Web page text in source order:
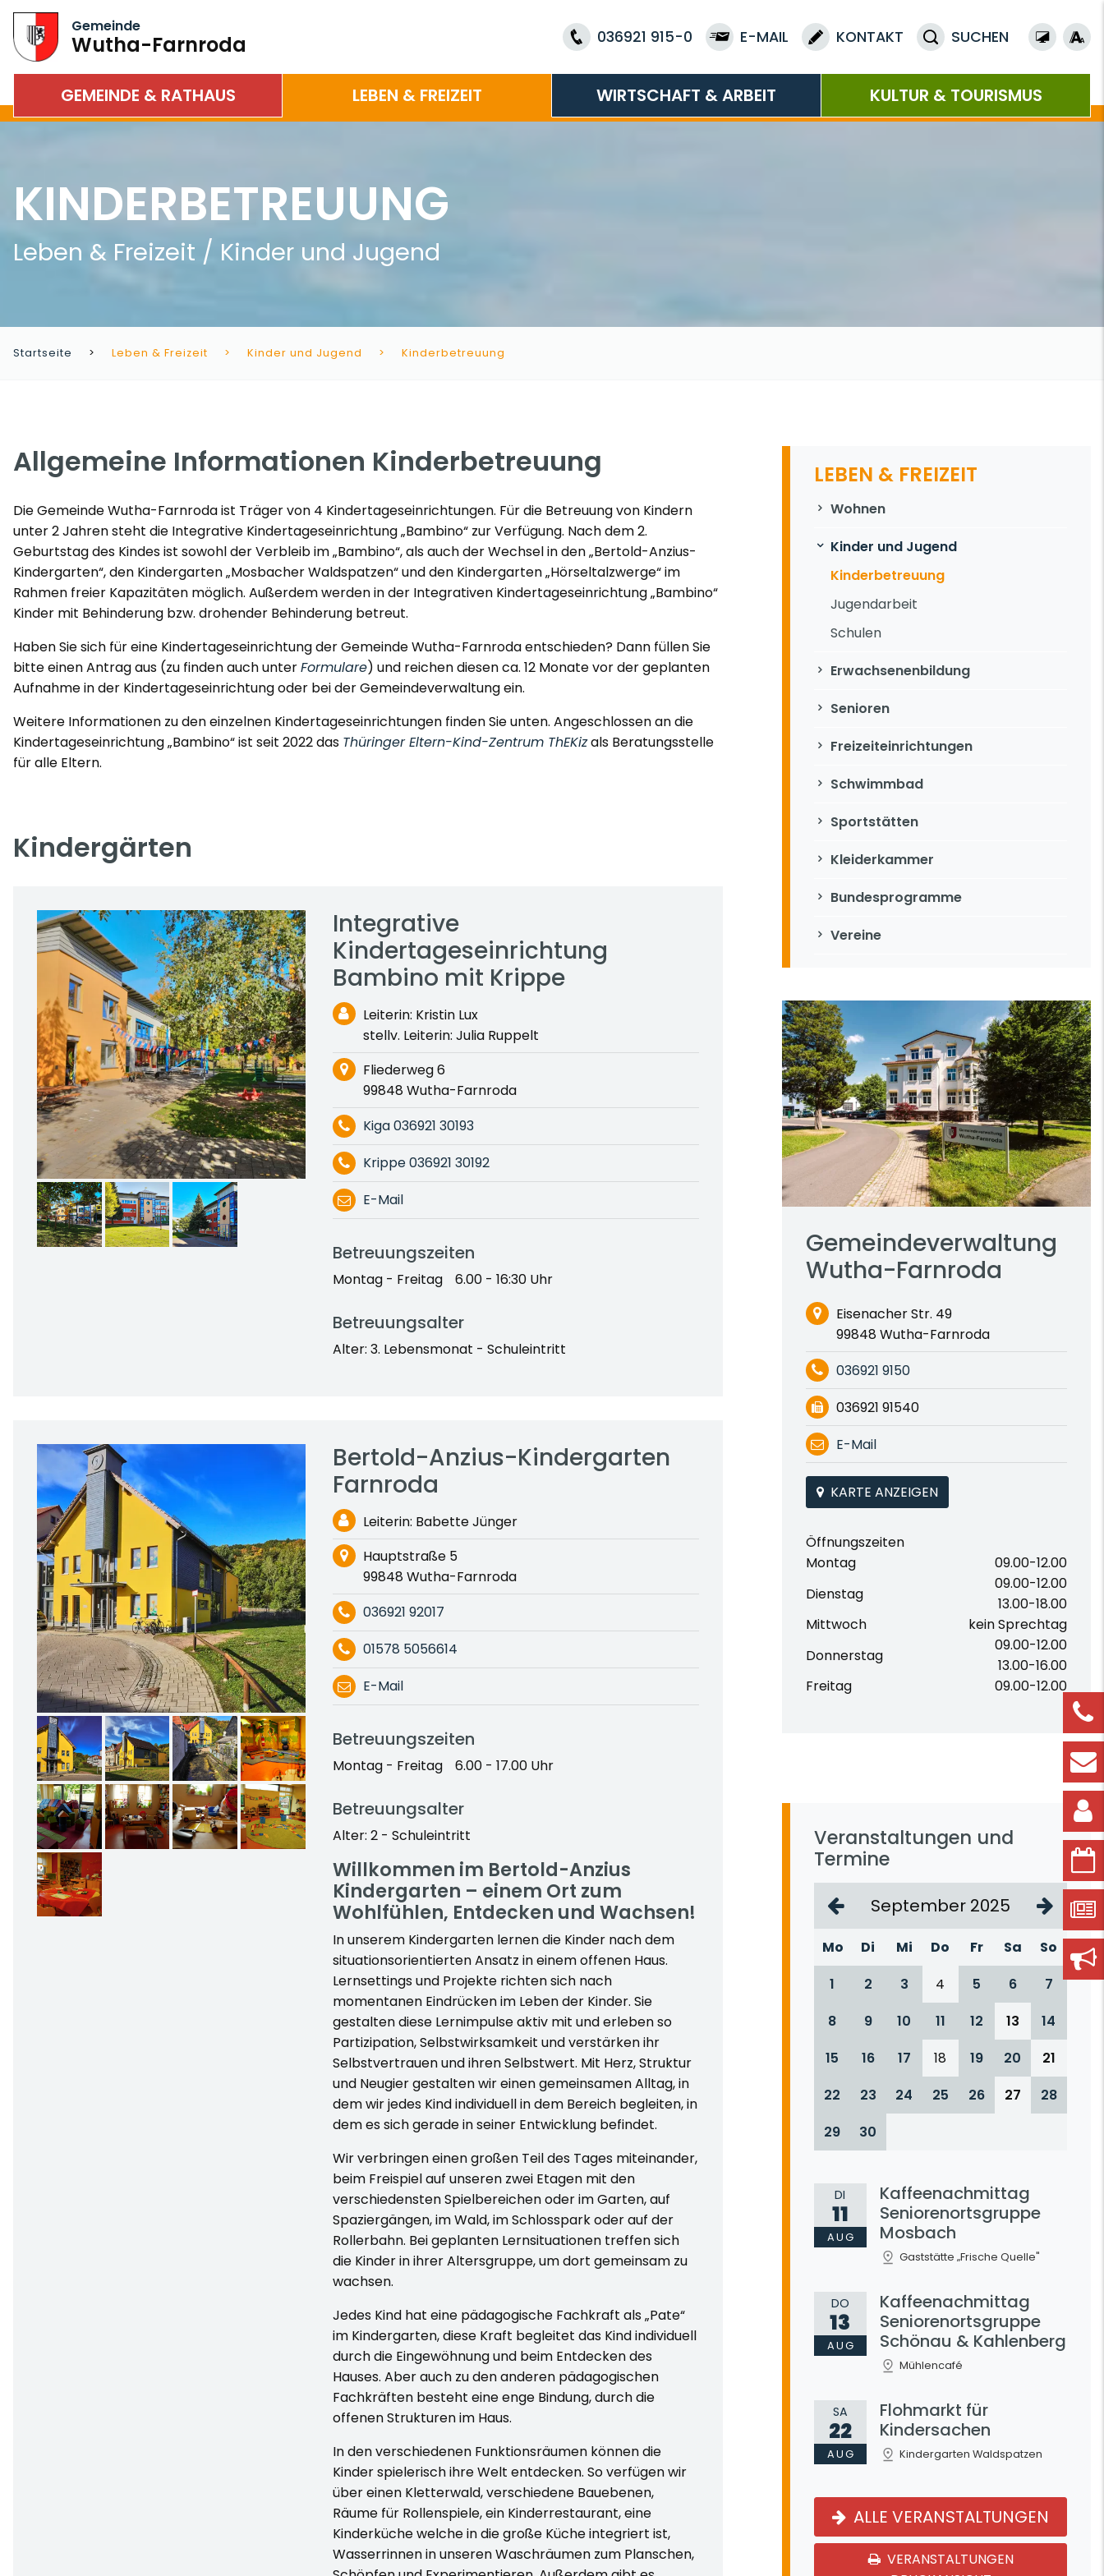
Gemeinde
Wutha-Farnroda 036921 915-0 E-MAIL KONTAKT SUCHEN
GEMEINDE & RATHAUS LEBEN & FREIZEIT WIRTSCHAFT & ARBEIT KULTUR & TOURISMUS
KINDERBETREUUNG
Leben & Freizeit / Kinder und Jugend
Startseite Leben & Freizeit Kinder und Jugend Kinderbetreuung
Allgemeine Informationen Kinderbetreuung
Die Gemeinde Wutha-Farnroda ist Träger von 4 Kindertageseinrichtungen. Für die Betreuung von Kindern
unter 2 Jahren steht die Integrative Kindertageseinrichtung „Bambino“ zur Verfügung. Nach dem 2.
Geburtstag des Kindes ist sowohl der Verbleib im „Bambino“, als auch der Wechsel in den „Bertold-Anzius-
Kindergarten“, den Kindergarten „Mosbacher Waldspatzen“ und den Kindergarten „Hörseltalzwerge“ im
Rahmen freier Kapazitäten möglich. Außerdem werden in der Integrativen Kindertageseinrichtung „Bambino“
Kinder mit Behinderung bzw. drohender Behinderung betreut.
Haben Sie sich für eine Kindertageseinrichtung der Gemeinde Wutha-Farnroda entschieden? Dann füllen Sie
bitte einen Antrag aus (zu finden auch unterFormulare) und reichen diesen ca. 12 Monate vor der geplanten
Aufnahme in der Kindertageseinrichtung oder bei der Gemeindeverwaltung ein.
Weitere Informationen zu den einzelnen Kindertageseinrichtungen finden Sie unten. Angeschlossen an die
Kindertageseinrichtung „Bambino“ ist seit 2022 das Thüringer Eltern-Kind-Zentrum ThEKizals Beratungsstelle
für alle Eltern.
Kindergärten
Integrative
Kindertageseinrichtung
Bambino mit Krippe
Leiterin: Kristin Lux
stellv. Leiterin: Julia Ruppelt
Fliederweg 6
99848 Wutha-Farnroda
Kiga 036921 30193
Krippe 036921 30192
E-Mail
Betreuungszeiten
Montag - Freitag 6.00 - 16:30 Uhr
Betreuungsalter
Alter: 3. Lebensmonat - Schuleintritt
Bertold-Anzius-Kindergarten
Farnroda
Leiterin: Babette Jünger
Hauptstraße 5
99848 Wutha-Farnroda
036921 92017
01578 5056614
E-Mail
Betreuungszeiten
Montag - Freitag 6.00 - 17.00 Uhr
Betreuungsalter
Alter: 2 - Schuleintritt
Willkommen im Bertold-Anzius
Kindergarten – einem Ort zum
Wohlfühlen, Entdecken und Wachsen!
In unserem Kindergarten lernen die Kinder nach dem
situationsorientierten Ansatz in einem offenen Haus.
Lernsettings und Projekte richten sich nach
momentanen Eindrücken im Leben der Kinder. Sie
gestalten diese Lernimpulse aktiv mit und erleben so
Partizipation, Selbstwirksamkeit und verstärken ihr
Selbstvertrauen und ihren Selbstwert. Mit Herz, Struktur
und Neugier gestalten wir einen gemeinsamen Alltag, in
dem wir jedes Kind individuell in dem Bereich begleiten, in
dem es sich gerade in seiner Entwicklung befindet.
Wir verbringen einen großen Teil des Tages miteinander,
beim Freispiel auf unseren zwei Etagen mit den
verschiedensten Spielbereichen oder im Garten, auf
Spaziergängen, im Wald, im Schlosspark oder auf der
Rollerbahn. Bei geplanten Lernsituationen treffen sich
die Kinder in ihrer Altersgruppe, um dort gemeinsam zu
wachsen.
Jedes Kind hat eine pädagogische Fachkraft als „Pate“
im Kindergarten, diese Kraft begleitet das Kind individuell
durch die Eingewöhnung und beim Entdecken des
Hauses. Aber auch zu den anderen pädagogischen
Fachkräften besteht eine enge Bindung, durch die
offenen Strukturen im Haus.
In den verschiedenen Funktionsräumen können die
Kinder spielerisch ihre Welt entdecken. So verfügen wir
über einen Kletterwald, verschiedene Bauebenen,
Räume für Rollenspiele, ein Kinderrestaurant, eine
Kinderküche welche in die große Küche integriert ist,
Wasserrinnen in unseren Waschräumen zum Planschen,
LEBEN & FREIZEIT
Navigation überspringen
Wohnen
Kinder und Jugend
Kinderbetreuung
Jugendarbeit
Schulen
Erwachsenenbildung
Senioren
Freizeiteinrichtungen
Schwimmbad
Sportstätten
Kleiderkammer
Bundesprogramme
Vereine
Gemeindeverwaltung
Wutha-Farnroda
Eisenacher Str. 49
99848 Wutha-Farnroda
036921 9150
036921 91540
E-Mail
KARTE ANZEIGEN
Öffnungszeiten
Montag
09.00-12.00
Dienstag
09.00-12.00
13.00-18.00
Mittwoch
kein Sprechtag
Donnerstag
09.00-12.00
13.00-16.00
Freitag
09.00-12.00
Veranstaltungen und
Termine
September 2025
Mo Di Mi Do Fr Sa
So
1
2 3 4 5 6
7
8
9 10 11 12 13
14
15
16 17 18 19 20
21
22
23 24 25 26 27
28
29
30
DI
11
AUG
Kaffeenachmittag
Seniorenortsgruppe
Mosbach
Gaststätte „Frische Quelle"
DO
13
AUG
Kaffeenachmittag
Seniorenortsgruppe
Schönau & Kahlenberg
Mühlencafé
SA
22
AUG
Flohmarkt für
Kindersachen
Kindergarten Waldspatzen
ALLE VERANSTALTUNGEN
VERANSTALTUNGEN